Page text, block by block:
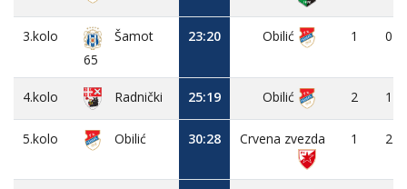
3.kolo
Šamot
65
23:20 Obilić 1 0
4.kolo Radnički 25:19 Obilić 2 1
5.kolo Obilić 30:28 Crvena zvezda 1 2